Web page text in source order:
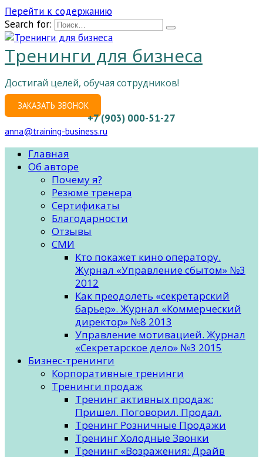
Перейти к содержанию
Search for:
Тренинги для бизнеса
Достигай целей, обучая сотрудников!
ЗАКАЗАТЬ ЗВОНОК
+7 (903) 000-51-27
anna@training-business.ru
Главная
Об авторе
Почему я?
Резюме тренера
Сертификаты
Благодарности
Отзывы
СМИ
Кто покажет кино оператору.
Журнал «Управление сбытом» №3
2012
Как преодолеть «секретарский
барьер». Журнал «Коммерческий
директор» №8 2013
Управление мотивацией. Журнал
«Секретарское дело» №3 2015
Бизнес-тренинги
Корпоративные тренинги
Тренинги продаж
Тренинг активных продаж:
Пришел. Поговорил. Продал.
Тренинг Розничные Продажи
Тренинг Холодные Звонки
Тренинг «Возражения: Драйв